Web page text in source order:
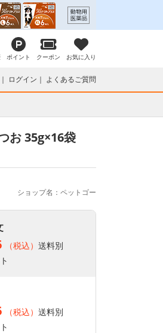
ポイント クーポン お気に入り
ログイン よくあるご質問
お 35g×16袋
ショップ名：ペットゴー
（税込） 送料別
（税込） 送料別